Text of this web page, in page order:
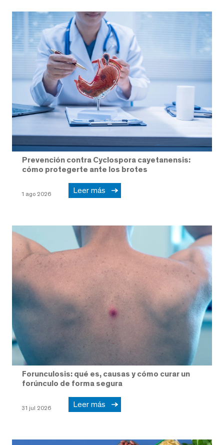
Prevención contra Cyclospora cayetanensis:
cómo protegerte ante los brotes
1 ago 2026 Leer más
Forunculosis: qué es, causas y cómo curar un
forúnculo de forma segura
31 jul 2026 Leer más